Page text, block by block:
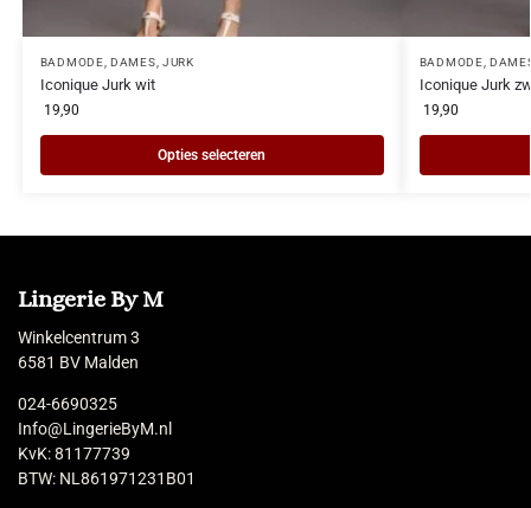
BADMODE ,DAMES JURK
Iconique Jurk wit
19,90
Opties selecteren
BADMODE ,
Iconique Jurk
19,90
Lingerie By M
Winkelcentrum 3
6581 BV Malden
024-6690325
Info@LingerieByM.nl
KvK: 81177739
BTW: NL861971231B01